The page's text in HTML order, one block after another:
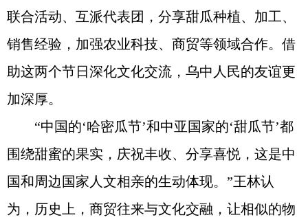
联合活动、互派代表团，分享甜瓜种植、加工、
销售经验，加强农业科技、商贸等领域合作。借
助这两个节日深化文化交流，乌中人民的友谊更
加深厚。
“中国的‘哈密瓜节’和中亚国家的‘甜瓜节’都
围绕甜蜜的果实，庆祝丰收、分享喜悦，这是中
国和周边国家人文相亲的生动体现。”王林认
为，历史上，商贸往来与文化交融，让相似的物